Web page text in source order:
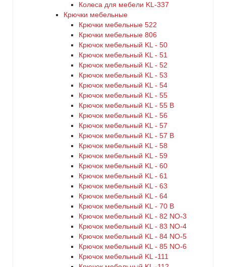
Колеса для мебели KL-337
Крючки мебельные
Крючки мебельные 522
Крючки мебельные 806
Крючок мебельный KL - 50
Крючок мебельный KL - 51
Крючок мебельный KL - 52
Крючок мебельный KL - 53
Крючок мебельный KL - 54
Крючок мебельный KL - 55
Крючок мебельный KL - 55 B
Крючок мебельный KL - 56
Крючок мебельный KL - 57
Крючок мебельный KL - 57 B
Крючок мебельный KL - 58
Крючок мебельный KL - 59
Крючок мебельный KL - 60
Крючок мебельный KL - 61
Крючок мебельный KL - 63
Крючок мебельный KL - 64
Крючок мебельный KL - 70 B
Крючок мебельный KL - 82 NO-3
Крючок мебельный KL - 83 NO-4
Крючок мебельный KL - 84 NO-5
Крючок мебельный KL - 85 NO-6
Крючок мебельный KL -111